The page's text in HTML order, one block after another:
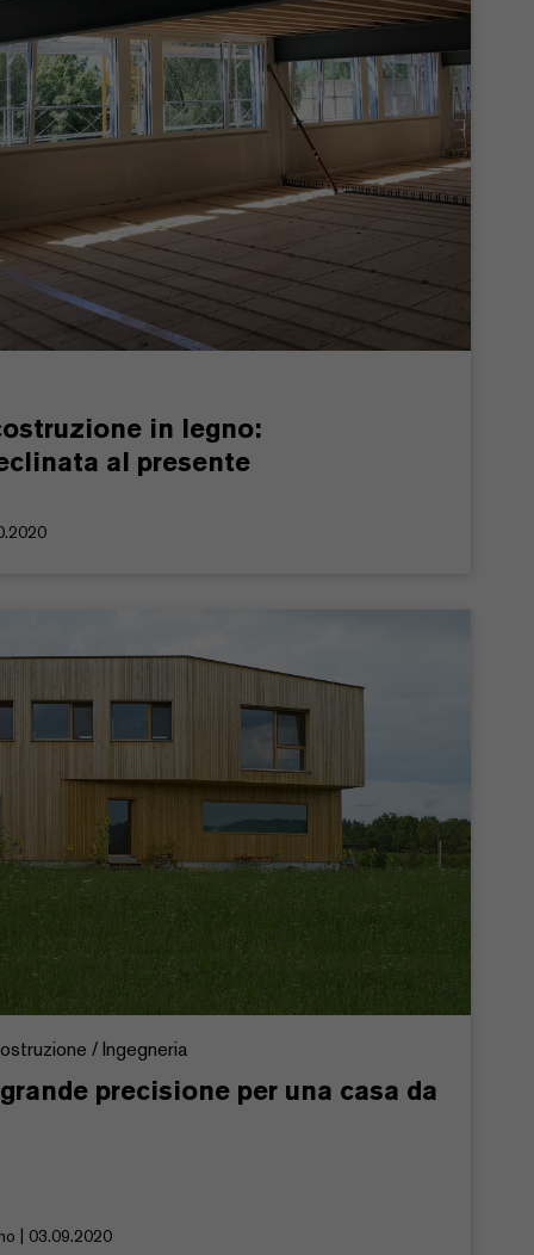
in legno:
al presente
/ Ingegneria
precisione per una casa da
| 03.09.2020